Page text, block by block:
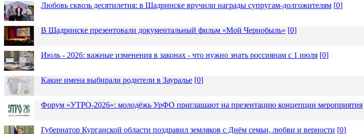
Любовь сквозь десятилетия: в Шадринске вручили награды супругам-долгожителям [0]
В Шадринске презентовали документальный фильм «Мой Чернобыль» [0]
Июль - 2026: важные изменения в законах - что нужно знать россиянам с 1 июля [0]
Какие имена выбирали родители в Зауралье [0]
Форум «УТРО-2026»: молодёжь УрФО приглашают на презентацию концепции мероприятия
Губернатор Курганской области поздравил земляков с Днём семьи, любви и верности [0]